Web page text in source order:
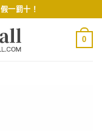
一罰十！
0